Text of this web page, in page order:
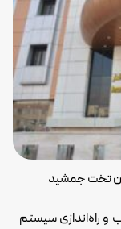
تخت جمشید
و راه‌اندازی سیستم